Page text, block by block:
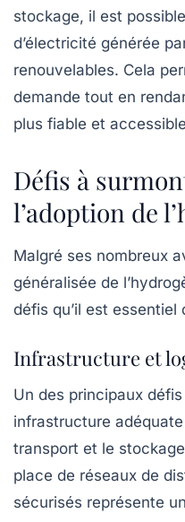
stockage, il est
d’électricité générée
renouvelables. Cela
demande tout en
plus fiable et
Défis à
l’adoption de
Malgré ses nombreux
généralisée de
défis qu’il est essentiel
Infrastructure et
Un des principaux défis
infrastructure
transport et le
place de réseaux de
sécurisés représente